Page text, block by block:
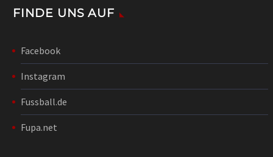
FINDE UNS AUF
Facebook
Instagram
Fussball.de
Fupa.net